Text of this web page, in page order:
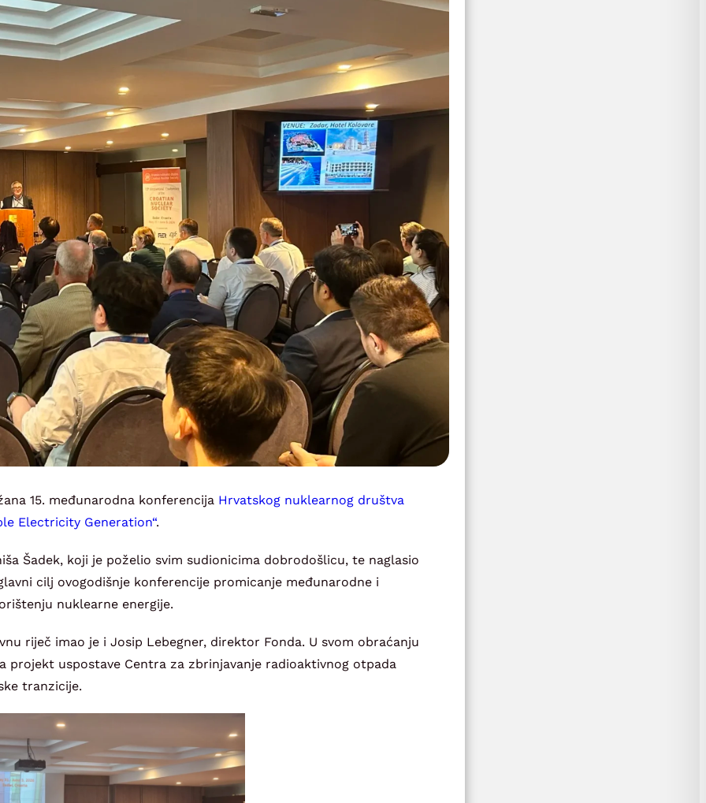
15. međunarodna konferencija Hrvatskog nuklearnog društva
Electricity Generation“.
Šadek, koji je poželio svim sudionicima dobrodošlicu, te naglasio
cilj ovogodišnje konferencije promicanje međunarodne i
nuklearne energije.
riječ imao je i Josip Lebegner, direktor Fonda. U svom obraćanju
projekt uspostave Centra za zbrinjavanje radioaktivnog otpada
tranzicije.